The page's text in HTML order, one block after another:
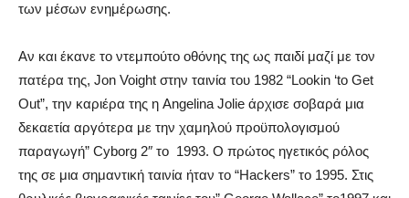
των μέσων ενημέρωσης.
Αν και έκανε το ντεμπούτο οθόνης της ως παιδί μαζί με τον
πατέρα της, Jon Voight στην ταινία του 1982 “Lookin ‘to Get
Out”, την καριέρα της η Angelina Jolie άρχισε σοβαρά μια
δεκαετία αργότερα με την χαμηλού προϋπολογισμού
παραγωγή” Cyborg 2″ το 1993. Ο πρώτος ηγετικός ρόλος
της σε μια σημαντική ταινία ήταν το “Hackers” το 1995. Στις